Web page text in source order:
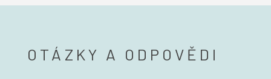
OTÁZKY A ODPOVĚDI